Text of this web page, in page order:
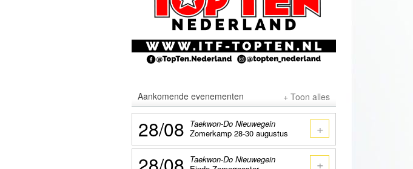
Aankomende evenementen + Toon alles
28/08 Taekwon-Do Nieuwegein
Zomerkamp 28-30 augustus
+
Taekwon-Do Nieuwegein
+